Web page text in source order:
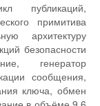
публикаций,
примитива
архитектуру
безопасности
генератор
сообщения,
ключа, обмен